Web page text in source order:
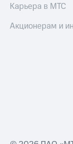
Карьера в МТС
Акционерам и